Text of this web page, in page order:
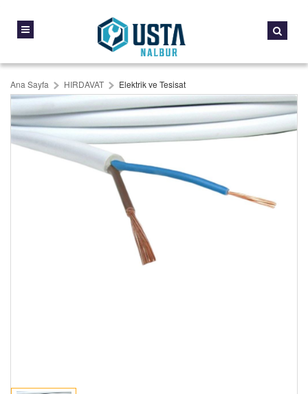
Ana Sayfa HIRDAVAT Elektrik ve Tesisat